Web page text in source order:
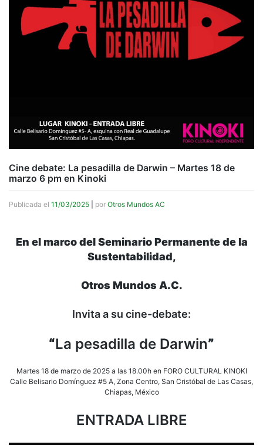
Cine debate: La pesadilla de Darwin – Martes 18 de
marzo 6 pm en Kinoki
Publicada el 11/03/2025 por Otros Mundos AC
En el marco del Seminario Permanente de la
Sustentabilidad,
Otros Mundos A.C.
Invita a su cine-debate:
“La pesadilla de Darwin”
Martes 18 de marzo de 2025 a las 18.00h en FORO CULTURAL KINOKI
Calle Belisario Domínguez #5 A, Zona Centro, San Cristóbal de Las Casas,
Chiapas, México
ENTRADA LIBRE